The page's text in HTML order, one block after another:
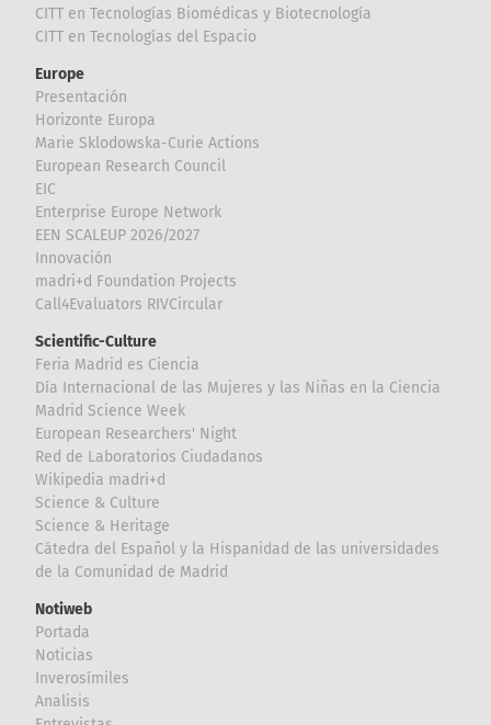
CITT en Tecnologías Biomédicas y Biotecnología
CITT en Tecnologías del Espacio
Europe
Presentación
Horizonte Europa
Marie Sklodowska-Curie Actions
European Research Council
EIC
Enterprise Europe Network
EEN SCALEUP 2026/2027
Innovación
madri+d Foundation Projects
Call4Evaluators RIVCircular
Scientific-Culture
Feria Madrid es Ciencia
Día Internacional de las Mujeres y las Niñas en la Ciencia
Madrid Science Week
European Researchers' Night
Red de Laboratorios Ciudadanos
Wikipedia madri+d
Science & Culture
Science & Heritage
Cátedra del Español y la Hispanidad de las universidades
de la Comunidad de Madrid
Notiweb
Portada
Noticias
Inverosímiles
Analisis